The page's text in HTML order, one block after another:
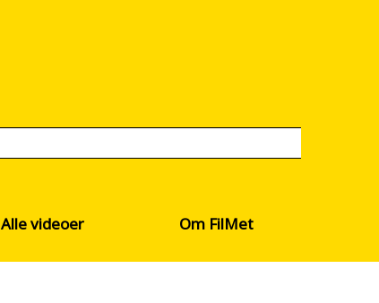
Alle videoer Om FilMet